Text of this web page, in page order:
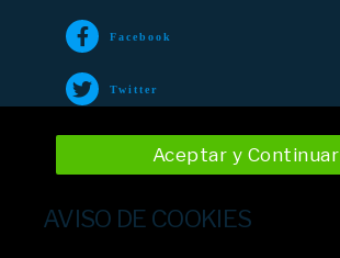
Facebook
Twitter
AVISO DE COOKIES
Aceptar y Continuar